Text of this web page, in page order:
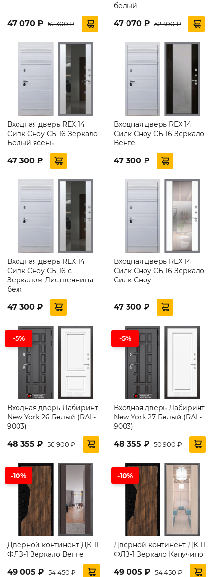
47 070 ₽ 52 300 ₽
белый
47 070 ₽ 52 300 ₽
Входная дверь REX 14
Силк Сноу СБ-16 Зеркало
Белый ясень
47 300 ₽
Входная дверь REX 14
Силк Сноу СБ-16 Зеркало
Венге
47 300 ₽
Входная дверь REX 14
Силк Сноу СБ-16 с
Зеркалом Лиственница
беж
47 300 ₽
Входная дверь REX 14
Силк Сноу СБ-16 Зеркало
Силк Сноу
47 300 ₽
-5%
Входная дверь Лабиринт
New York 26 Белый (RAL-
9003)
48 355 ₽ 50 900 ₽
-5%
Входная дверь Лабиринт
New York 27 Белый (RAL-
9003)
48 355 ₽ 50 900 ₽
-10%
Дверной континент ДК-11
ФЛЗ-1 Зеркало Венге
49 005 ₽ 54 450 ₽
-10%
Дверной континент ДК-11
ФЛЗ-1 Зеркало Капучино
49 005 ₽ 54 450 ₽